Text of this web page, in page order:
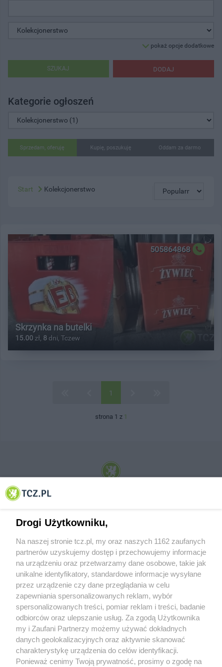
pokaż opcje dodatkowe
DODAJ
SZUKAJ
Kategorie ogłoszeń
Sprzedam, oferuję Kupię, poszukuję Oddam za darmo
Start Kolekcjonerstwo
505864868
Skrzynka na butelki
15.00 zł, 8 dni, Tczew
1
strona 1 z 1
© 2001-2026 Tczew - TCZ.PL Sp. z o.o. Internetowy Serwis Informacyjny Miasta
O FIRMIE POLITYKA PRYWATNOŚCI HOSTING
REKLAMA WSPÓŁPRACA RSS FACEBOOK KONTAKT
Nasze serwisy
Aktualności
Muzyka i kultura
Drogi Użytkowniku,
Na naszej stronie tcz.pl, my oraz naszych 1162 zaufanych
partnerów uzyskujemy dostęp i przechowujemy informacje
na urządzeniu oraz przetwarzamy dane osobowe, takie jak
unikalne identyfikatory, standardowe informacje wysyłane
przez urządzenie czy dane przeglądania w celu
zapewniania spersonalizowanych reklam, wybór
spersonalizowanych treści, pomiar reklam i treści, badanie
odbiorców oraz ulepszanie usług. Za zgodą Użytkownika
my i Zaufani Partnerzy możemy używać dokładnych
danych geolokalizacyjnych oraz aktywnie skanować
charakterystykę urządzenia do celów identyfikacji.
Ponieważ cenimy Twoją prywatność, prosimy o zgodę na